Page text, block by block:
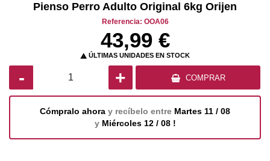
Pienso Perro Adulto Original 6kg Orijen
Referencia: OOA06
43,99 €
 ÚLTIMAS UNIDADES EN STOCK
- + COMPRAR
Cómpralo ahora y recíbelo entre Martes 11 / 08
y Miércoles 12 / 08 !